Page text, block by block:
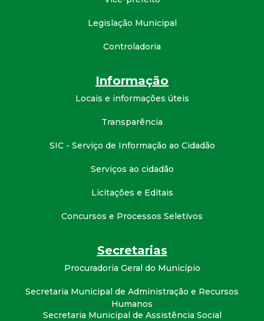
Legislação Municipal
Controladoria
Informação
Locais e informações úteis
Transparência
SIC - Serviço de Informação ao Cidadão
Serviços ao cidadão
Licitações e Editais
Concursos e Processos Seletivos
Secretarias
Procuradoria Geral do Município
Secretaria Municipal de Administração e Recursos
Humanos
Secretaria Municipal de Assistência Social